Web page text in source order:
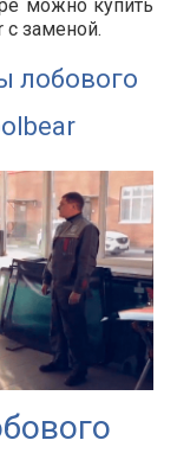
можно купить
с заменой.
лобового